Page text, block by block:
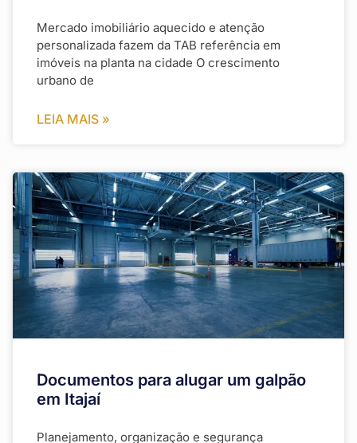
Mercado imobiliário aquecido e atenção
personalizada fazem da TAB referência em
imóveis na planta na cidade O crescimento
urbano de
LEIA MAIS »
Documentos para alugar um galpão
em Itajaí
Planejamento, organização e segurança